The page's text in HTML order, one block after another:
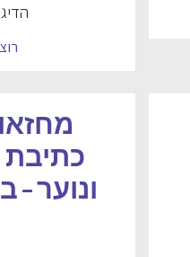
כתיבת
ונוער